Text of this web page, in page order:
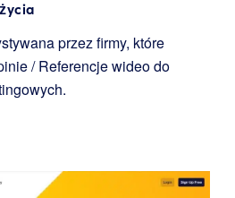
przez firmy, które
/ Referencje wideo do